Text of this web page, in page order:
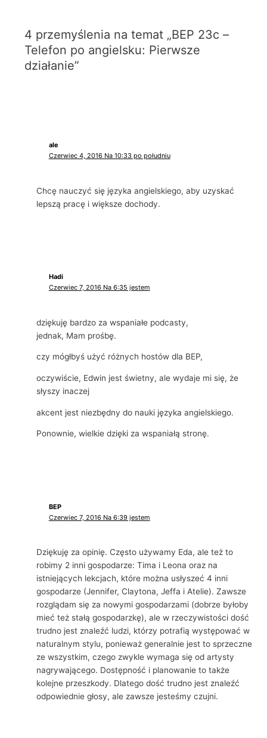
4 przemyślenia na temat „BEP 23c –
Telefon po angielsku: Pierwsze
działanie”
ale
Czerwiec 4, 2016 Na 10:33 po południu
Chcę nauczyć się języka angielskiego, aby uzyskać
lepszą pracę i większe dochody.
Hadi
Czerwiec 7, 2016 Na 6:35 jestem
dziękuję bardzo za wspaniałe podcasty,
jednak, Mam prośbę.
czy mógłbyś użyć różnych hostów dla BEP,
oczywiście, Edwin jest świetny, ale wydaje mi się, że
słyszy inaczej
akcent jest niezbędny do nauki języka angielskiego.
Ponownie, wielkie dzięki za wspaniałą stronę.
BEP
Czerwiec 7, 2016 Na 6:39 jestem
Dziękuję za opinię. Często używamy Eda, ale też to
robimy 2 inni gospodarze: Tima i Leona oraz na
istniejących lekcjach, które można usłyszeć 4 inni
gospodarze (Jennifer, Claytona, Jeffa i Atelie). Zawsze
rozglądam się za nowymi gospodarzami (dobrze byłoby
mieć też stałą gospodarzkę), ale w rzeczywistości dość
trudno jest znaleźć ludzi, którzy potrafią występować w
naturalnym stylu, ponieważ generalnie jest to sprzeczne
ze wszystkim, czego zwykle wymaga się od artysty
nagrywającego. Dostępność i planowanie to także
kolejne przeszkody. Dlatego dość trudno jest znaleźć
odpowiednie głosy, ale zawsze jesteśmy czujni.